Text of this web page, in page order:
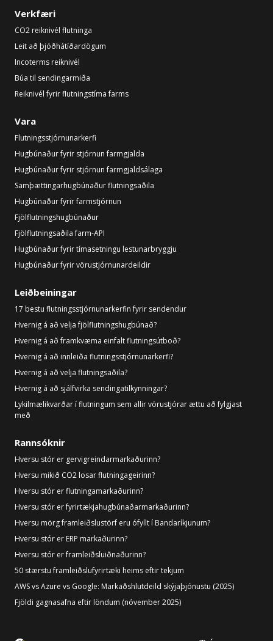
Verkfæri
CO2 reiknivél flutninga
Leit að þjóðhátíðardögum
Incoterms reiknivél
Búa til sendingarmiða
Reiknivél fyrir flutningstíma farms
Vara
Flutningsstjórnunarkerfi
Hugbúnaður fyrir stjórnun farmgjalda
Hugbúnaður fyrir stjórnun farmgjaldsálaga
Samþættingarhugbúnaður flutningsaðila
Hugbúnaður fyrir farmstjórnun
Fjölflutningshugbúnaður
Fjölflutningsaðila farm-API
Hugbúnaður fyrir tímasetningu lestunarbryggju
Hugbúnaður fyrir vörustjórnunardeildir
Leiðbeiningar
17 bestu flutningsstjórnunarkerfin fyrir sendendur
Hvernig á að velja fjölflutningshugbúnað?
Hvernig á að framkvæma einfalt flutningsútboð?
Hvernig á að innleiða flutningsstjórnunarkerfi?
Hvernig á að velja flutningsaðila?
Hvernig á að sjálfvirka sendingatilkynningar?
Lykilmælikvarðar í flutningum sem allir vörustjórar ættu að fylgjast
með
Rannsóknir
Hversu stór er gervigreindarmarkaðurinn?
Hversu mikið CO2 losar flutningageirinn?
Hversu stór er flutningamarkaðurinn?
Hversu stór er fyrirtækjahugbúnaðarmarkaðurinn?
Hversu mörg framleiðslustörf eru ófyllt í Bandaríkjunum?
Hversu stór er ERP markaðurinn?
Hversu stór er framleiðsluiðnaðurinn?
50 stærstu framleiðslufyrirtæki heims eftir tekjum
AWS vs Azure vs Google: Markaðshlutdeild skýjaþjónustu (2025)
Fjöldi gagnasafna eftir löndum (nóvember 2025)